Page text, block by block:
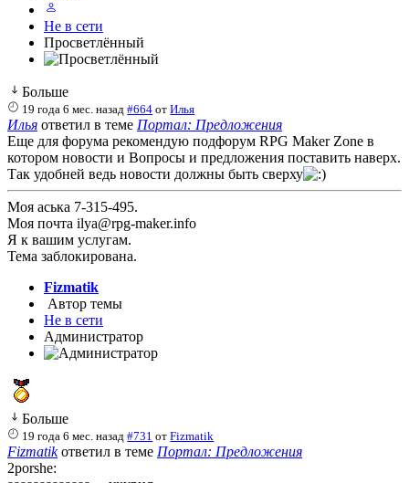
Не в сети
Просветлённый
Больше
19 года 6 мес. назад #664 отИлья
Илья ответил в теме Портал: Предложения
Еще для форума рекомендую подфорум RPG Maker Zone в
котором новости и Вопросы и предложения поставить наверх.
Так удобней ведь новости должны быть сверху
Моя аська 7-315-495.
Моя почта ilya@rpg-maker.info
Я к вашим услугам.
Тема заблокирована.
Fizmatik
Автор темы
Не в сети
Администратор
Больше
19 года 6 мес. назад #731 отFizmatik
Fizmatikответил в теме Портал: Предложения
2porshe: